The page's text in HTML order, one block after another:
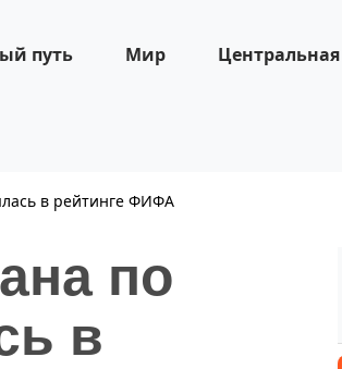
путь Мир
в рейтинге ФИФА
по
в